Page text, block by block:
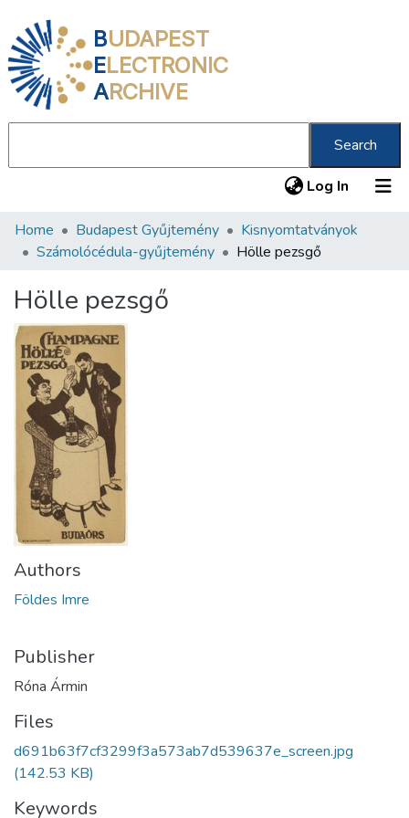
BUDAPEST
ELECTRONIC
ARCHIVE
Search
Log In (current)
Communities & Collections
Statistics
About us
Home Budapest Gyűjtemény
Kisnyomtatványok
Számolócédula-gyűjtemény
Hölle pezsgő
Hölle pezsgő
Authors
Földes Imre
Publisher
Róna Ármin
Files
d691b63f7cf3299f3a573ab7d539637e_screen.jpg
(142.53 KB)
Keywords